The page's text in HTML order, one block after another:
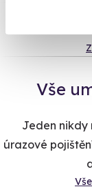
Vše
Jeden nikdy
úrazové